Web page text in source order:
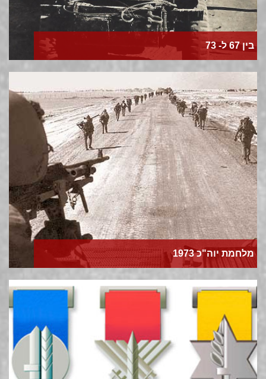
בין 67 ל- 73
מלחמת יוה"כ 1973